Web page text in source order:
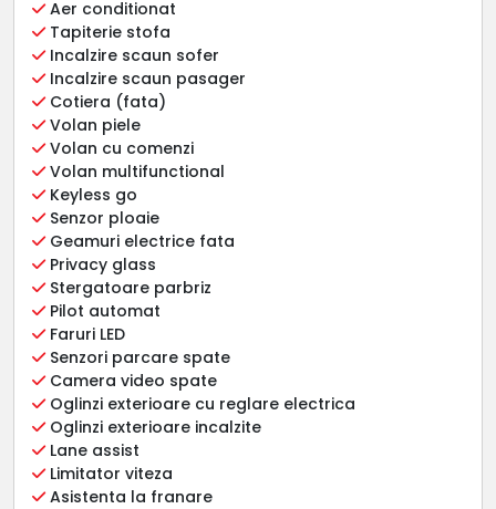
Aer conditionat
Tapiterie stofa
Incalzire scaun sofer
Incalzire scaun pasager
Cotiera (fata)
Volan piele
Volan cu comenzi
Volan multifunctional
Keyless go
Senzor ploaie
Geamuri electrice fata
Privacy glass
Stergatoare parbriz
Pilot automat
Faruri LED
Senzori parcare spate
Camera video spate
Oglinzi exterioare cu reglare electrica
Oglinzi exterioare incalzite
Lane assist
Limitator viteza
Asistenta la franare